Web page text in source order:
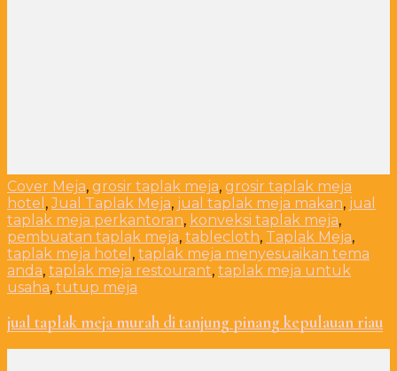
Cover Meja, grosir taplak meja, grosir taplak meja
hotel ,Jual Taplak Meja, jual taplak meja makan, jual
taplak meja perkantoran, konveksi taplak meja,
pembuatan taplak meja, tablecloth, Taplak Meja,
taplak meja hotel , taplak meja menyesuaikan tema
anda, taplak meja restourant, taplak meja untuk
usaha, tutup meja
jual taplak meja murah di tanjung pinang kepulauan riau